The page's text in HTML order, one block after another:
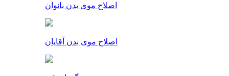
اصلاح موی بدن بانوان
اصلاح موی بدن آقایان